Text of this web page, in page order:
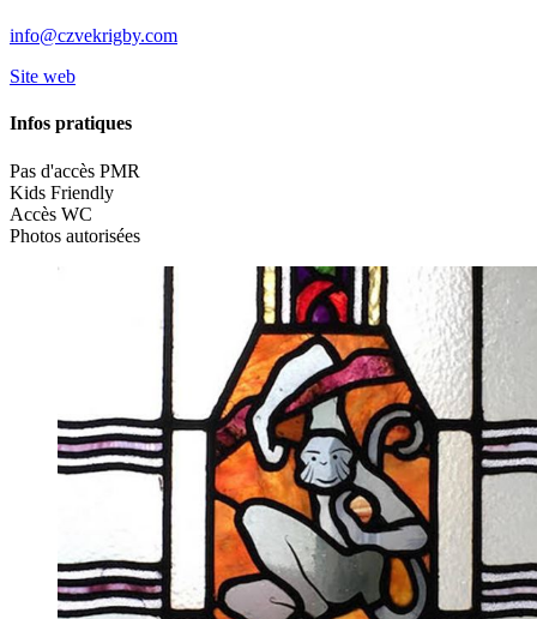
info@czvekrigby.com
Site web
Infos pratiques
Pas d'accès PMR
Kids Friendly
Accès WC
Photos autorisées